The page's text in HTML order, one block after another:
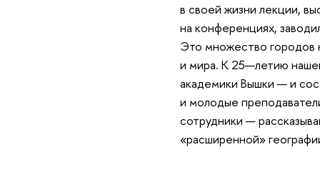
в своей жизни лекции,
на конференциях,
Это множество городов
и мира. К 25—летию
академики Вышки — и
и молодые
сотрудники —
«расширенной»